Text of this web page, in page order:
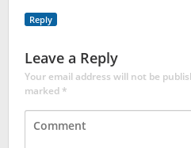
Reply
Leave a Reply
Your email address will not be
marked*